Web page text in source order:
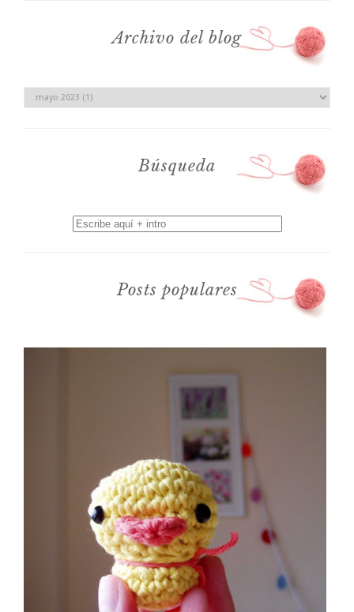
Archivo del blog
Búsqueda
Posts populares